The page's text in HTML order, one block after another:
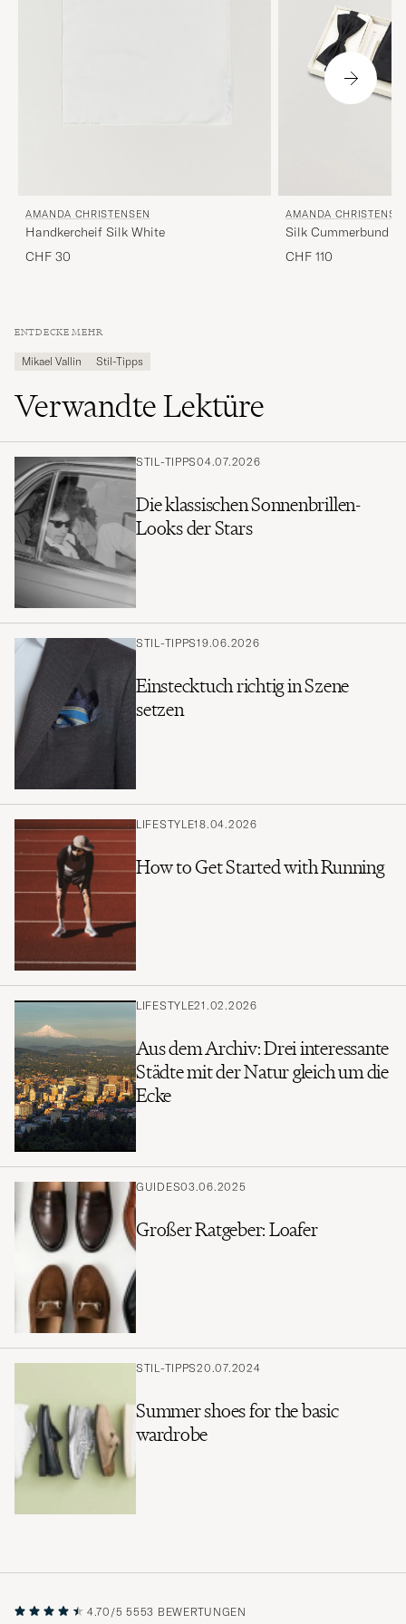
AMANDA CHRISTENSEN
Handkercheif Silk White
CHF 30
AMANDA
CHF 110
ENTDECKE MEHR
Mikael Vallin Stil-Tipps
Verwandte Lektüre
STIL-TIPPS04.07.2026
Die klassischen Sonnenbrillen-
Looks der Stars
STIL-TIPPS19.06.2026
Einstecktuch richtig in Szene
setzen
LIFESTYLE18.04.2026
How to Get Started with Running
LIFESTYLE21.02.2026
Aus dem Archiv: Drei interessante
Städte mit der Natur gleich um die
Ecke
GUIDES03.06.2025
Großer Ratgeber: Loafer
STIL-TIPPS20.07.2024
Summer shoes for the basic
wardrobe
4.70/5 5553 BEWERTUNGEN